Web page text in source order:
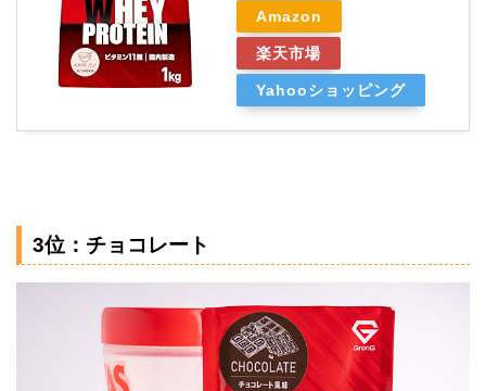
Amazon
楽天市場
Yahooショッピング
3位：チョコレート